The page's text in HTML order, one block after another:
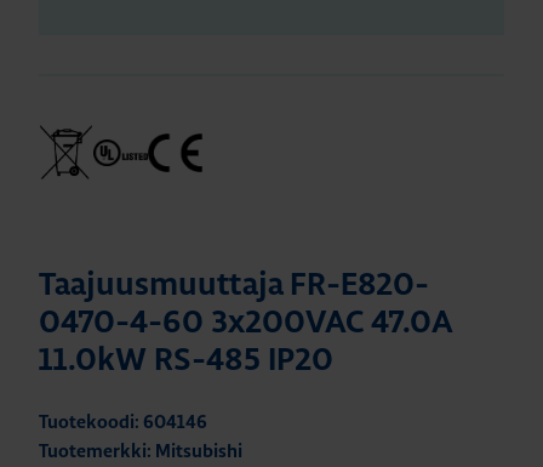
Taajuusmuuttaja FR-E820-
0470-4-60 3x200VAC 47.0A
11.0kW RS-485 IP20
Tuotekoodi: 604146
Tuotemerkki: Mitsubishi